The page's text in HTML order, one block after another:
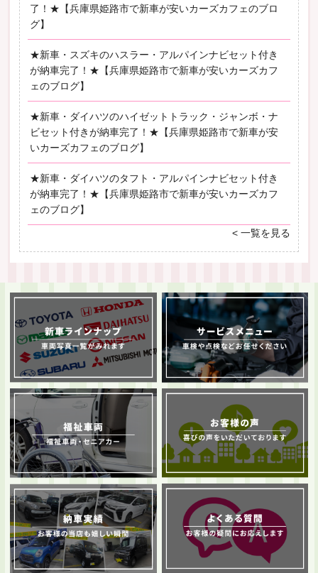
了！★【兵庫県姫路市で新車が安いカーズカフェのブロ
グ】
★新車・スズキのハスラー・アルパインナビセット付き
が納車完了！★【兵庫県姫路市で新車が安いカーズカフ
ェのブログ】
★新車・ダイハツのハイゼットトラック・ジャンボ・ナ
ビセット付きが納車完了！★【兵庫県姫路市で新車が安
いカーズカフェのブログ】
★新車・ダイハツのタフト・アルパインナビセット付き
が納車完了！★【兵庫県姫路市で新車が安いカーズカフ
ェのブログ】
< 一覧を見る